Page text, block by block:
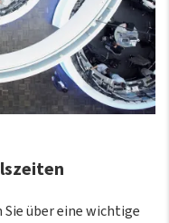
über eine wichtige